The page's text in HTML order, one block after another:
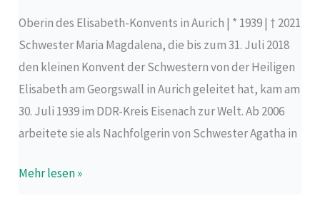
Oberin des Elisabeth-Konvents in Aurich | * 1939 | † 2021
Schwester Maria Magdalena, die bis zum 31. Juli 2018
den kleinen Konvent der Schwestern von der Heiligen
Elisabeth am Georgswall in Aurich geleitet hat, kam am
30. Juli 1939 im DDR-Kreis Eisenach zur Welt. Ab 2006
arbeitete sie als Nachfolgerin von Schwester Agatha in
Mehr lesen »